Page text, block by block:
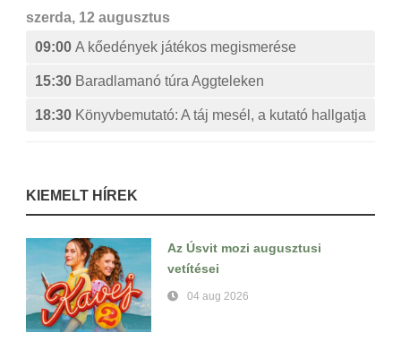
szerda, 12 augusztus
09:00 A kőedények játékos megismerése
15:30 Baradlamanó túra Aggteleken
18:30 Könyvbemutató: A táj mesél, a kutató hallgatja
KIEMELT HÍREK
Az Úsvit mozi augusztusi
vetítései
04 aug 2026